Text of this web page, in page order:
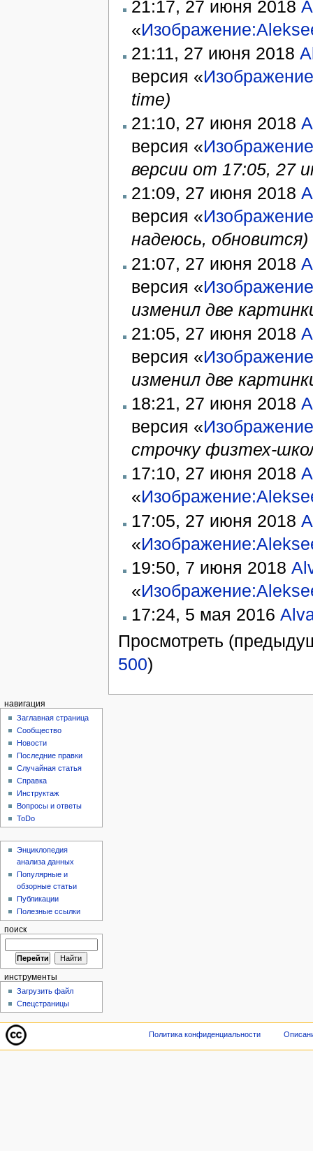
21:17, 27 июня 2018
«
21:11, 27 июня 2018
версия «
time)
21:10, 27 июня 2018
версия «
версии от 17:05, 27
21:09, 27 июня 2018
версия «
надеюсь, обновится)
21:07, 27 июня 2018
версия «
изменил две
21:05, 27 июня 2018
версия «
изменил две
18:21, 27 июня 2018
версия «
строчку физтех-
17:10, 27 июня 2018
«
17:05, 27 июня 2018
«
19:50, 7 июня 2018
«
17:24, 5 мая 2016
Просмотреть
500)
навигация
Заглавная страница
Сообщество
Новости
Последние правки
Случайная статья
Справка
Инструктаж
Вопросы и ответы
ToDo
Энциклопедия
анализа данных
Популярные и
обзорные статьи
Публикации
Полезные ссылки
поиск
инструменты
Загрузить файл
Спецстраницы
Политика конфиденциальности